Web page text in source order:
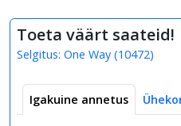
Toeta väärt saateid!
Selgitus: One Way (10472)
Igakuine annetus